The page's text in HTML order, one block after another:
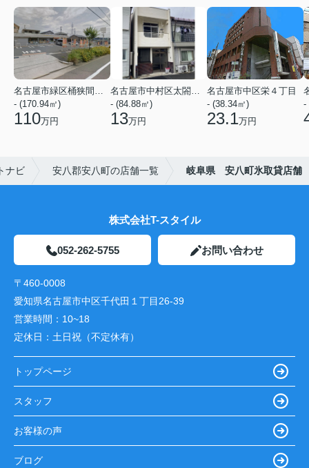
名古屋市緑区桶狭間神明
- (170.94㎡)
110万円
名古屋市中村区太閤２丁目
- (84.88㎡)
13万円
名古屋市中区栄４丁目
- (38.34㎡)
23.1万円
-
ナビ 安八郡安八町の店舗一覧 岐阜県 安八町氷取貸店舗
株式会社T-スタイル
052-262-5755 お問い合わせ
〒460-0008
愛知県名古屋市中区千代田１丁目26-39
営業時間： 10~18
定休日： 土日祝（不定休有）
トップページ
スタッフ
お客様の声
ブログ